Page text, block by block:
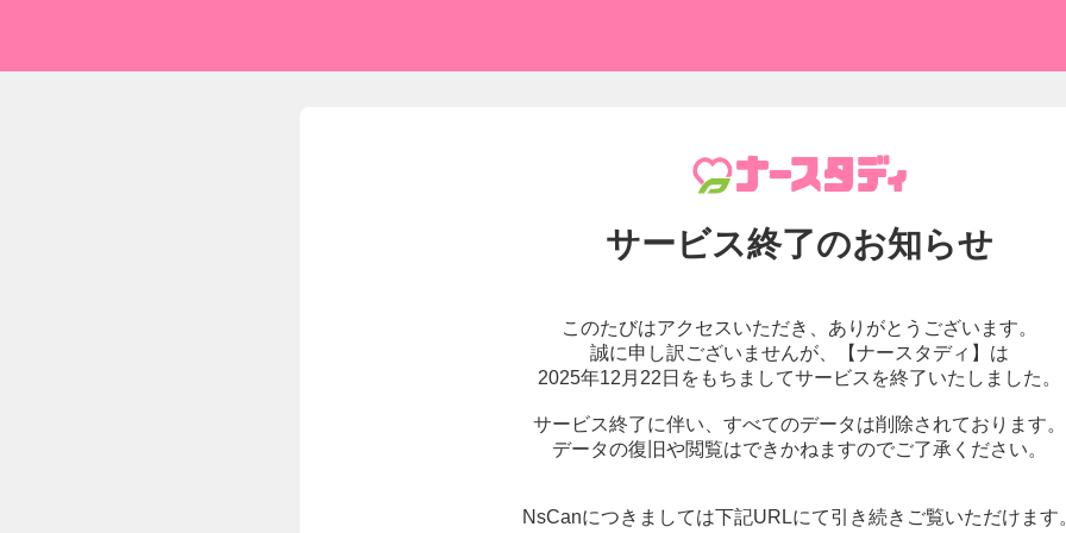
サービス終了のお知らせ
このたびはアクセスいただき、 ありがとうございます。
誠に申し訳ございませんが、
【ナースタディ】は
2025年12月22日をもちましてサービスを終了いたしました。
サービス終了に伴い、 すべてのデータは削除されております。
データの復旧や閲覧はできかねますのでご了承ください。
NsCanにつきましては下記URLにて引き続きご覧いただけます